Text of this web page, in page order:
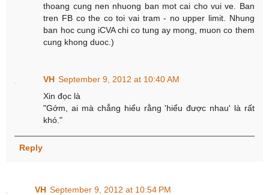
thoang cung nen nhuong ban mot cai cho vui ve. Ban
tren FB co the co toi vai tram - no upper limit. Nhung
ban hoc cung iCVA chi co tung ay mong, muon co them
cung khong duoc.)
VH September 9, 2012 at 10:40 AM
Xin đọc là
"Gớm, ai mà chẳng hiểu rằng 'hiểu được nhau' là rất
khó."
Reply
VH September 9, 2012 at 10:54 PM